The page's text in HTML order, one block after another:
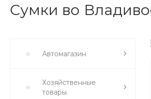
Сумки во
Автомагазин
Хозяйственные
товары